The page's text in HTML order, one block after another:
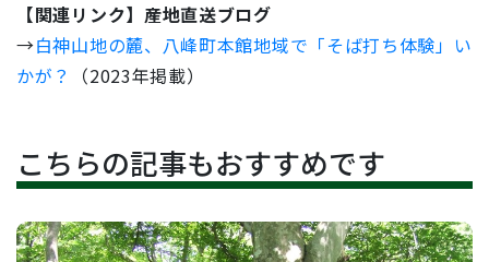
【関連リンク】産地直送ブログ
→白神山地の麓、八峰町本館地域で「そば打ち体験」い
かが？
（2023年掲載）
こちらの記事もおすすめです